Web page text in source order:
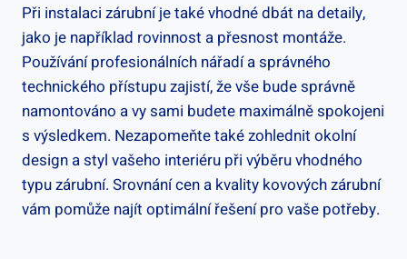
Při instalaci zárubní je také vhodné dbát na detaily,
jako je například rovinnost a přesnost montáže.
Používání profesionálních nářadí a správného
technického přístupu zajistí, že vše bude správně
namontováno a vy sami budete maximálně spokojeni
s výsledkem. Nezapomeňte také zohlednit okolní
design a styl vašeho interiéru při výběru vhodného
typu zárubní. Srovnání cen a kvality kovových zárubní
vám pomůže najít optimální řešení pro vaše potřeby.